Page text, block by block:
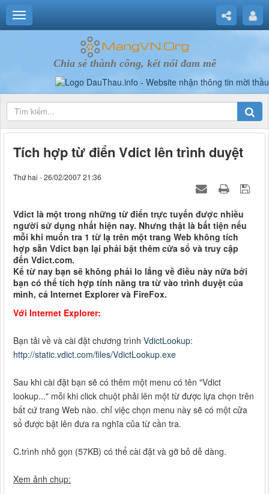
Chia sẻ thành công, kết nối đam mê
Tích hợp từ điển Vdict lên trình duyệt
Thứ hai - 26/02/2007 21:36
Vdict là một trong những từ điển trực tuyến được nhiều
người sử dụng nhất hiện nay. Nhưng thật là bất tiện nếu
mỗi khi muốn tra 1 từ lạ trên một trang Web không tích
hợp sẵn Vdict bạn lại phải bật thêm cửa sổ và truy cập
đến Vdict.com.
Kể từ nay bạn sẽ không phải lo lắng về điều này nữa bởi
bạn có thể tích hợp tính năng tra từ vào trình duyệt của
mình, cả Internet Explorer và FireFox.
Với Internet Explorer:
Bạn tải về và cài đặt chương trình VdictLookup:
http://static.vdict.com/files/VdictLookup.exe
Sau khi cài đặt bạn sẽ có thêm một menu có tên "Vdict
lookup..." mỗi khi click chuột phải lên một từ được lựa chọn trên
bất cứ trang Web nào. chỉ việc chọn menu này sẽ có một cửa
sổ được bật lên đưa ra nghĩa của từ cần tra.
C.trình nhỏ gọn (57KB) có thể cài đặt và gỡ bỏ dễ dàng.
Xem ảnh chụp: